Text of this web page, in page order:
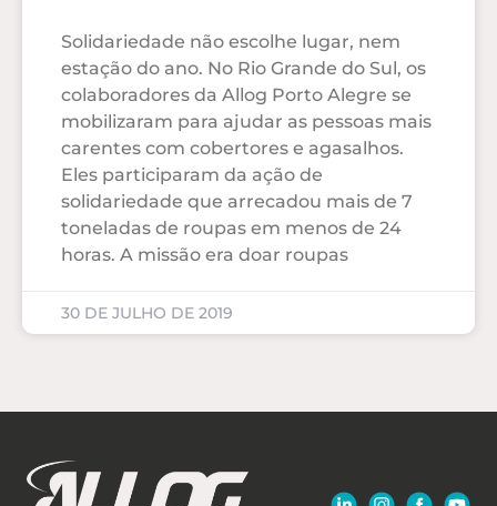
Solidariedade não escolhe lugar, nem
estação do ano. No Rio Grande do Sul, os
colaboradores da Allog Porto Alegre se
mobilizaram para ajudar as pessoas mais
carentes com cobertores e agasalhos.
Eles participaram da ação de
solidariedade que arrecadou mais de 7
toneladas de roupas em menos de 24
horas. A missão era doar roupas
30 DE JULHO DE 2019